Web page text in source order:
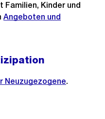
Kinder und
Angeboten und
Neuzugezogene.